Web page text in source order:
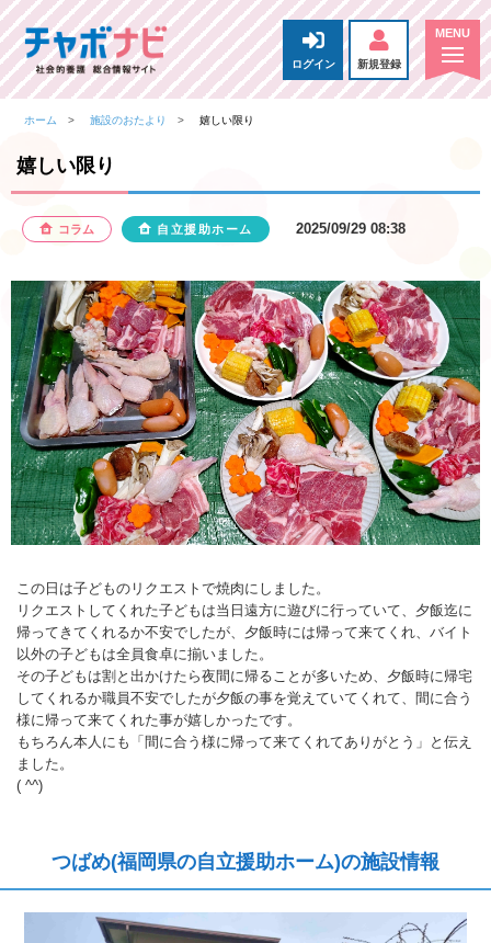
ログイン 新規登録
ホーム 施設のおたより 嬉しい限り
嬉しい限り
コラム 自立援助ホーム 2025/09/29 08:38
この日は子どものリクエストで焼肉にしました。
リクエストしてくれた子どもは当日遠方に遊びに行っていて、夕飯迄に
帰ってきてくれるか不安でしたが、夕飯時には帰って来てくれ、バイト
以外の子どもは全員食卓に揃いました。
その子どもは割と出かけたら夜間に帰ることが多いため、夕飯時に帰宅
してくれるか職員不安でしたが夕飯の事を覚えていてくれて、間に合う
様に帰って来てくれた事が嬉しかったです。
もちろん本人にも「間に合う様に帰って来てくれてありがとう」と伝え
ました。
( ^^)
つばめ(福岡県の自立援助ホーム)の施設情報